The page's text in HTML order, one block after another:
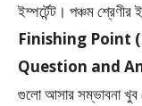
ইম্পর্টেন্ট। পঞ্চম
Finishing Point
Question and
গুলো আসার সম্ভাবনা খুব